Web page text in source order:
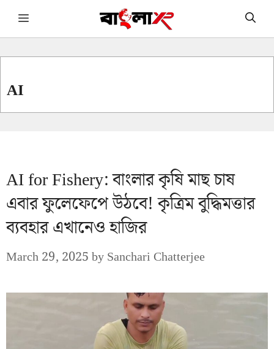
Skip Menu
AI
AI for Fishery: বাংলার কৃষি মাছ চাষ
এবার ফুলেফেপে উঠবে! কৃত্রিম বুদ্ধিমত্তার
ব্যবহার এখানেও হাজির
March 29, 2025bySanchari Chatterjee